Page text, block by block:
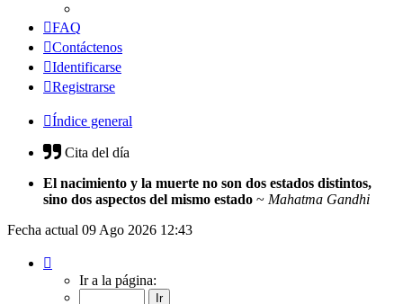
FAQ
Contáctenos
Identificarse
Registrarse
Índice general
Cita del día
El nacimiento y la muerte no son dos estados distintos,
sino dos aspectos del mismo estado ~ Mahatma Gandhi
Fecha actual 09 Ago 2026 12:43
Ir a la página: